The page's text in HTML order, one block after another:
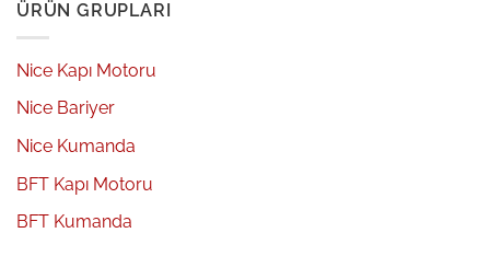
ÜRÜN GRUPLARI
Nice Kapı Motoru
Nice Bariyer
Nice Kumanda
BFT Kapı Motoru
BFT Kumanda